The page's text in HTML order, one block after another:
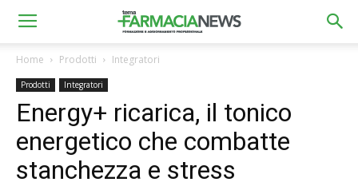
Home Prodotti Integratori
Prodotti Integratori
Energy+ ricarica, il tonico
energetico che combatte
stanchezza e stress